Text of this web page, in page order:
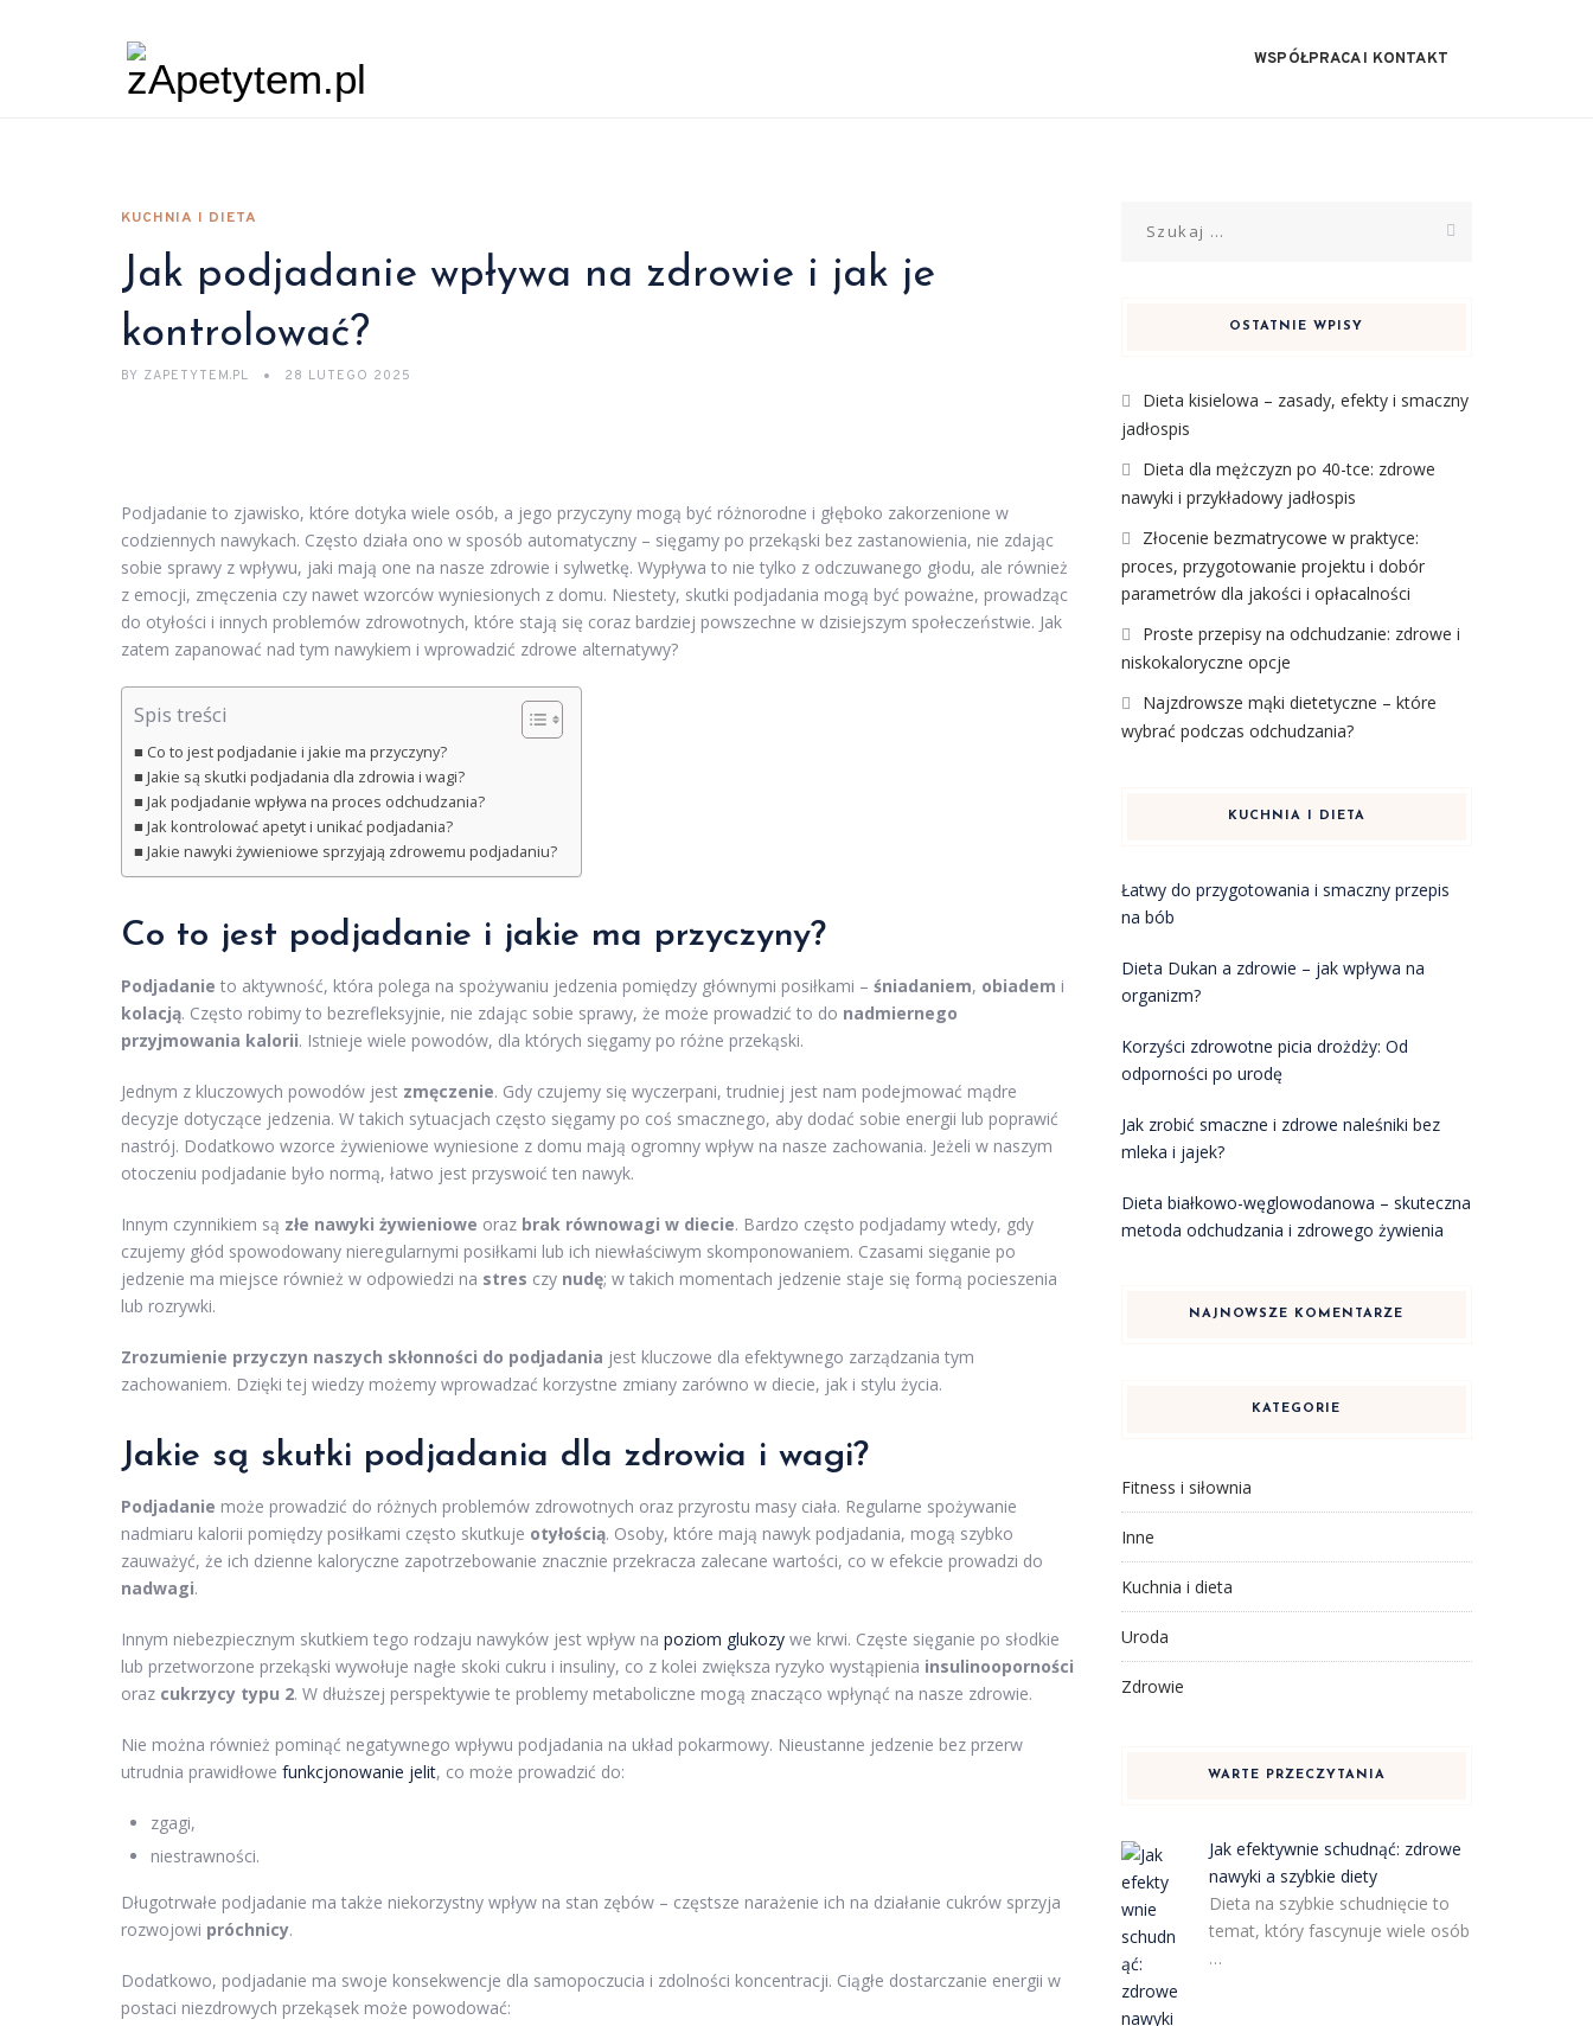
WSPÓŁPRACA I KONTAKT
KUCHNIA I DIETA
Jak podjadanie wpływa na zdrowie i jak je
kontrolować?
BY ZAPETYTEM.PL 28 LUTEGO 2025
Podjadanie to zjawisko, które dotyka wiele osób, a jego przyczyny mogą być różnorodne i głęboko zakorzenione w
codziennych nawykach. Często działa ono w sposób automatyczny – sięgamy po przekąski bez zastanowienia, nie zdając
sobie sprawy z wpływu, jaki mają one na nasze zdrowie i sylwetkę. Wypływa to nie tylko z odczuwanego głodu, ale również
z emocji, zmęczenia czy nawet wzorców wyniesionych z domu. Niestety, skutki podjadania mogą być poważne, prowadząc
do otyłości i innych problemów zdrowotnych, które stają się coraz bardziej powszechne w dzisiejszym społeczeństwie. Jak
zatem zapanować nad tym nawykiem i wprowadzić zdrowe alternatywy?
Spis treści
Co to jest podjadanie i jakie ma przyczyny?
Jakie są skutki podjadania dla zdrowia i wagi?
Jak podjadanie wpływa na proces odchudzania?
Jak kontrolować apetyt i unikać podjadania?
Jakie nawyki żywieniowe sprzyjają zdrowemu podjadaniu?
Co to jest podjadanie i jakie ma przyczyny?
Podjadanie to aktywność, która polega na spożywaniu jedzenia pomiędzy głównymi posiłkami – śniadaniem, obiadem i
kolacją. Często robimy to bezrefleksyjnie, nie zdając sobie sprawy, że może prowadzić to do nadmiernego
przyjmowania kalorii. Istnieje wiele powodów, dla których sięgamy po różne przekąski.
Jednym z kluczowych powodów jest zmęczenie. Gdy czujemy się wyczerpani, trudniej jest nam podejmować mądre
decyzje dotyczące jedzenia. W takich sytuacjach często sięgamy po coś smacznego, aby dodać sobie energii lub poprawić
nastrój. Dodatkowo wzorce żywieniowe wyniesione z domu mają ogromny wpływ na nasze zachowania. Jeżeli w naszym
otoczeniu podjadanie było normą, łatwo jest przyswoić ten nawyk.
Innym czynnikiem są złe nawyki żywieniowe oraz brak równowagi w diecie. Bardzo często podjadamy wtedy, gdy
czujemy głód spowodowany nieregularnymi posiłkami lub ich niewłaściwym skomponowaniem. Czasami sięganie po
jedzenie ma miejsce również w odpowiedzi na stres czy nudę; w takich momentach jedzenie staje się formą pocieszenia
lub rozrywki.
Zrozumienie przyczyn naszych skłonności do podjadania jest kluczowe dla efektywnego zarządzania tym
zachowaniem. Dzięki tej wiedzy możemy wprowadzać korzystne zmiany zarówno w diecie, jak i stylu życia.
Jakie są skutki podjadania dla zdrowia i wagi?
Podjadanie może prowadzić do różnych problemów zdrowotnych oraz przyrostu masy ciała. Regularne spożywanie
nadmiaru kalorii pomiędzy posiłkami często skutkuje otyłością. Osoby, które mają nawyk podjadania, mogą szybko
zauważyć, że ich dzienne kaloryczne zapotrzebowanie znacznie przekracza zalecane wartości, co w efekcie prowadzi do
nadwagi.
Innym niebezpiecznym skutkiem tego rodzaju nawyków jest wpływ na poziom glukozy we krwi. Częste sięganie po słodkie
lub przetworzone przekąski wywołuje nagłe skoki cukru i insuliny, co z kolei zwiększa ryzyko wystąpienia insulinooporności
oraz cukrzycy typu 2. W dłuższej perspektywie te problemy metaboliczne mogą znacząco wpłynąć na nasze zdrowie.
Nie można również pominąć negatywnego wpływu podjadania na układ pokarmowy. Nieustanne jedzenie bez przerw
utrudnia prawidłowe funkcjonowanie jelit, co może prowadzić do:
zgagi,
niestrawności.
Długotrwałe podjadanie ma także niekorzystny wpływ na stan zębów – częstsze narażenie ich na działanie cukrów sprzyja
rozwojowi próchnicy.
Dodatkowo, podjadanie ma swoje konsekwencje dla samopoczucia i zdolności koncentracji. Ciągłe dostarczanie energii w
postaci niezdrowych przekąsek może powodować:
OSTATNIE WPISY
Dieta kisielowa – zasady, efekty i smaczny
jadłospis
Dieta dla mężczyzn po 40-tce: zdrowe
nawyki i przykładowy jadłospis
Złocenie bezmatrycowe w praktyce:
proces, przygotowanie projektu i dobór
parametrów dla jakości i opłacalności
Proste przepisy na odchudzanie: zdrowe i
niskokaloryczne opcje
Najzdrowsze mąki dietetyczne – które
wybrać podczas odchudzania?
KUCHNIA I DIETA
Łatwy do przygotowania i smaczny przepis
na bób
Dieta Dukan a zdrowie – jak wpływa na
organizm?
Korzyści zdrowotne picia drożdży: Od
odporności po urodę
Jak zrobić smaczne i zdrowe naleśniki bez
mleka i jajek?
Dieta białkowo-węglowodanowa – skuteczna
metoda odchudzania i zdrowego żywienia
NAJNOWSZE KOMENTARZE
KATEGORIE
Fitness i siłownia
Inne
Kuchnia i dieta
Uroda
Zdrowie
WARTE PRZECZYTANIA
Jak efektywnie schudnąć: zdrowe
nawyki a szybkie diety
Dieta na szybkie schudnięcie to
temat, który fascynuje wiele osób
…